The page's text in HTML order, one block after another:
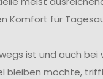
Komfort für
ist und auch bei
bleiben möchte,